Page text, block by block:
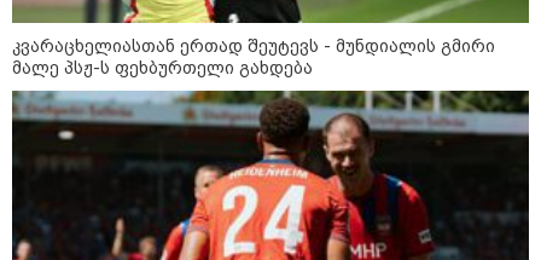
14:23 / 05-08-2026
ევროპელმა და რუსმა ყოფილმა
მაღალჩინოსნებმა უკრაინაში
ომთან დაკავშირებით
მოლაპარაკებები გამართეს - რა
არის ცნობილი შეხვედრაზე
09:55 / 05-08-2026
მორიგი თავდასხმა Wildberries-
კვარაცხელიასთან ერთად შეუტევს - მუნდიალის გმირი
მალე პსჟ-ს ფეხბურთელი გახდება